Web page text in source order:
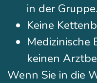
in der Gruppe.
Keine
Medizinische
keinen
Wenn Sie in die